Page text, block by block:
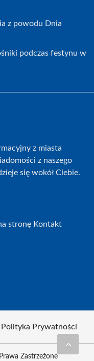
z powodu Dnia
podczas festynu w
z miasta
z naszego
się wokół Ciebie.
stronę Kontakt
Polityka Prywatności
Zastrzeżone